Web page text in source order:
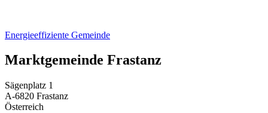
Energieeffiziente Gemeinde
Marktgemeinde Frastanz
Sägenplatz 1
A-6820 Frastanz
Österreich